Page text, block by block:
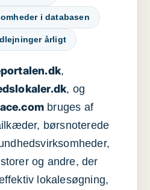
i databasen
årligt
,
, og
bruges af
børsnoterede
og andre, der
lokalesøgning,